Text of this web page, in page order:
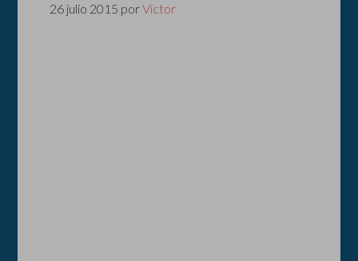
26 julio 2015 porVictor